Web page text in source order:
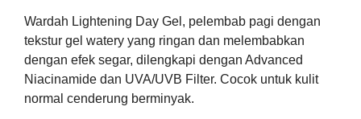
Wardah Lightening Day Gel, pelembab pagi dengan
tekstur gel watery yang ringan dan melembabkan
dengan efek segar, dilengkapi dengan Advanced
Niacinamide dan UVA/UVB Filter. Cocok untuk kulit
normal cenderung berminyak.